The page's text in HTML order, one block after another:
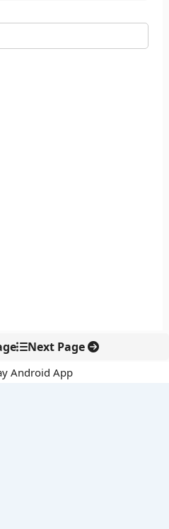
Next Page
Android App